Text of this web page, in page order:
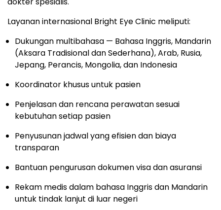
Layanan internasional Bright Eye Clinic meliputi:
Dukungan multibahasa — Bahasa Inggris, Mandarin
(Aksara Tradisional dan Sederhana), Arab, Rusia,
Jepang, Perancis, Mongolia, dan Indonesia
Koordinator khusus untuk pasien
Penjelasan dan rencana perawatan sesuai
kebutuhan setiap pasien
Penyusunan jadwal yang efisien dan biaya
transparan
Bantuan pengurusan dokumen visa dan asuransi
Rekam medis dalam bahasa Inggris dan Mandarin
untuk tindak lanjut di luar negeri